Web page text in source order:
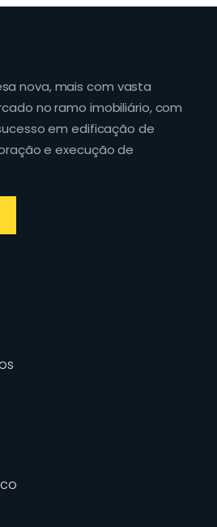
nova, mais com vasta
no ramo imobiliário, com
em edificação de
e execução de